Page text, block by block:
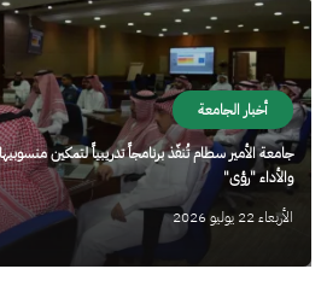
أخبار الجامعة
جامعة الأمير سطام تُنفّذ برنامجاً تدريبياً لتمكين
والأداء "رؤى"
الأربعاء 22 يوليو 2026